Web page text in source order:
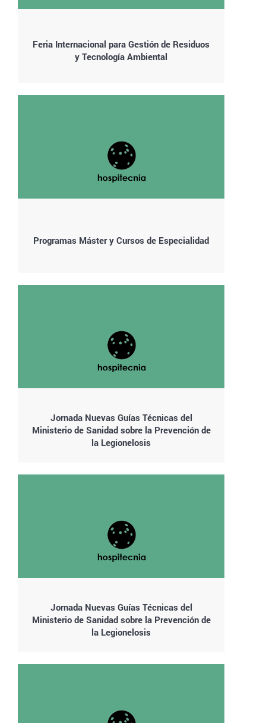
Feria Internacional para Gestión de Residuos
y Tecnología Ambiental
Programas Máster y Cursos de Especialidad
Jornada Nuevas Guías Técnicas del
Ministerio de Sanidad sobre la Prevención de
la Legionelosis
Jornada Nuevas Guías Técnicas del
Ministerio de Sanidad sobre la Prevención de
la Legionelosis